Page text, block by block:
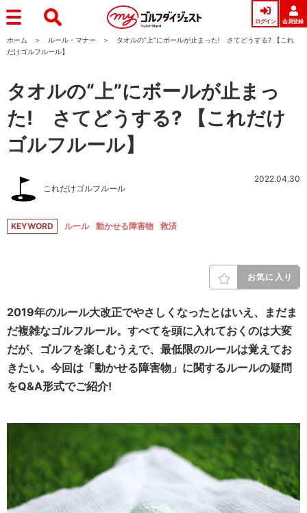
ログイン 会員登録
ホーム ルール・マナー
タオルの“上”にボールが止まった! さてどうする? 【これ
だけゴルフルール】
タオルの“上”にボールが止まっ
た! さてどうする? 【これだけ
ゴルフルール】
これだけゴルフルール
2022.04.30
KEYWORD ルール 動かせる障害物 救済
お気に入り
2019年のルール大改正でやさしくなったとはいえ、まだま
だ複雑なゴルフルール。すべてを頭に入れておくのは大変
だが、ゴルフを楽しむうえで、最低限のルールは覚えてお
きたい。今回は「動かせる障害物」に関するルールの疑問
をQ&A形式でご紹介!